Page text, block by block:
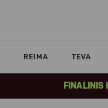
REIMA TEVA
FINALINIS